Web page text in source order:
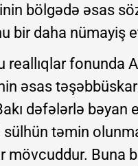
bölgədə əsas
bir daha nümayiş
reallıqlar fonunda
əsas
dəfələrlə bəyan
sülhün təmin
mövcuddur. Buna